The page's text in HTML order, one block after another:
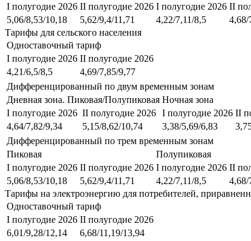
I полугодие 2026 II полугодие 2026 I полугодие 2026 II
5,06/8,53/10,18
5,62/9,4/11,71 4,22/7,11/8,5 4,68/
Тарифы для сельского населения
Одноставочный тариф
I полугодие 2026 II полугодие 2026
4,21/6,5/8,5
4,69/7,85/9,77
Дифференцированный по двум временным зонам
Дневная зона. Пиковая/Полупиковая Ночная зона
I полугодие 2026 II полугодие 2026 I полугодие 2026 II
4,64/7,82/9,34
5,15/8,62/10,74 3,38/5,69/6,83
Дифференцированный по трем временным зонам
Пиковая
Полупиковая
I полугодие 2026 II полугодие 2026 I полугодие 2026 II
5,06/8,53/10,18
5,62/9,4/11,71 4,22/7,11/8,5 4,68/
Тарифы на электроэнергию для потребителей,
Одноставочный тариф
I полугодие 2026 II полугодие 2026
6,01/9,28/12,14
6,68/11,19/13,94